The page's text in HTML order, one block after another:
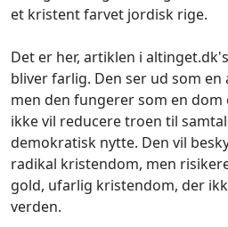
et kristent farvet jordisk rige.
Det er her, artiklen i
bliver farlig. Den ser ud som en
men den fungerer som en
ikke vil reducere troen til
demokratisk nytte. Den vil
radikal kristendom, men
gold, ufarlig kristendom, der
verden.